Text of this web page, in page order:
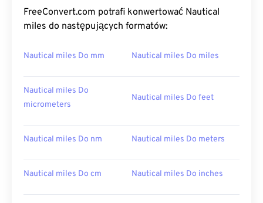
FreeConvert.com potrafi konwertować Nautical
miles do następujących formatów:
Nautical miles Do mm Nautical miles Do miles
Nautical miles Do
micrometers
Nautical miles Do feet
Nautical miles Do nm Nautical miles Do meters
Nautical miles Do cm Nautical miles Do inches